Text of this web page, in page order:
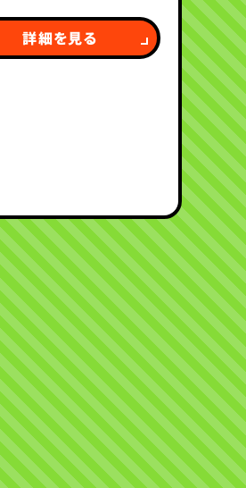
詳細を見る